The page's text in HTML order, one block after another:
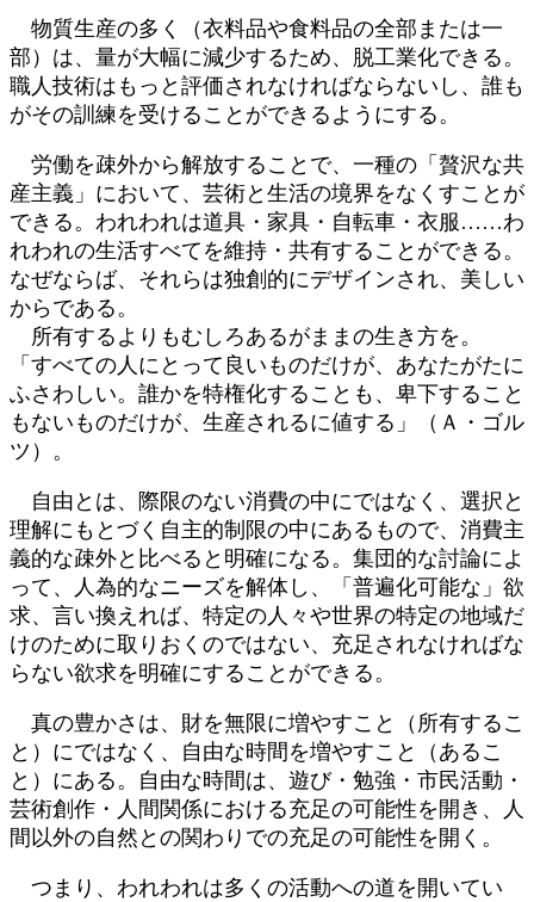
物質生産の多く（衣料品や食料品の全部または一
部）は、量が大幅に減少するため、脱工業化できる。
職人技術はもっと評価されなければならないし、誰も
がその訓練を受けることができるようにする。
労働を疎外から解放することで、一種の「贅沢な共
産主義」において、芸術と生活の境界をなくすことが
できる。われわれは道具・家具・自転車・衣服……わ
れわれの生活すべてを維持・共有することができる。
なぜならば、それらは独創的にデザインされ、美しい
からである。
所有するよりもむしろあるがままの生き方を。
「すべての人にとって良いものだけが、あなたがたに
ふさわしい。誰かを特権化することも、卑下すること
もないものだけが、生産されるに値する」（Ａ・ゴル
ツ）。
自由とは、際限のない消費の中にではなく、選択と
理解にもとづく自主的制限の中にあるもので、消費主
義的な疎外と比べると明確になる。集団的な討論によ
って、人為的なニーズを解体し、「普遍化可能な」欲
求、言い換えれば、特定の人々や世界の特定の地域だ
けのために取りおくのではない、充足されなければな
らない欲求を明確にすることができる。
真の豊かさは、財を無限に増やすこと（所有するこ
と）にではなく、自由な時間を増やすこと（あるこ
と）にある。自由な時間は、遊び・勉強・市民活動・
芸術創作・人間関係における充足の可能性を開き、人
間以外の自然との関わりでの充足の可能性を開く。
つまり、われわれは多くの活動への道を開いてい